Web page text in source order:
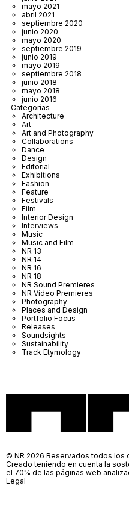
mayo 2021
abril 2021
septiembre 2020
junio 2020
mayo 2020
septiembre 2019
junio 2019
mayo 2019
septiembre 2018
junio 2018
mayo 2018
junio 2016
Categorías
Architecture
Art
Art and Photography
Collaborations
Dance
Design
Editorial
Exhibitions
Fashion
Feature
Festivals
Film
Interior Design
Interviews
Music
Music and Film
NR 13
NR 14
NR 16
NR 18
NR Sound Premieres
NR Video Premieres
Photography
Places and Design
Portfolio Focus
Releases
Soundsights
Sustainability
Track Etymology
© NR 2026 Reservados todos los
Creado teniendo en cuenta la
el 70% de las páginas web
Legal